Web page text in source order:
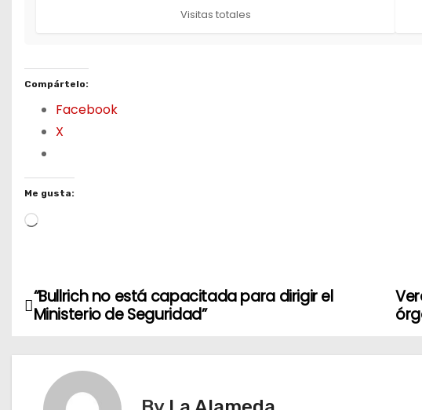
Visitas totales
Compártelo:
Facebook
X
Me gusta:
L
i
N“Bullrich no está capacitada para dirigir el
Ministerio de Seguridad”